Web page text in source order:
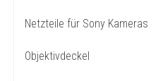
Netzteile für Sony Kameras
Objektivdeckel